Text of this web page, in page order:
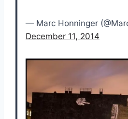
— Marc Honninger
December 11, 2014